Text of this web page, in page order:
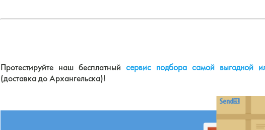
Протестируйте наш бесплатный сервис подбора самой выгодной
(доставка до Архангельска)!